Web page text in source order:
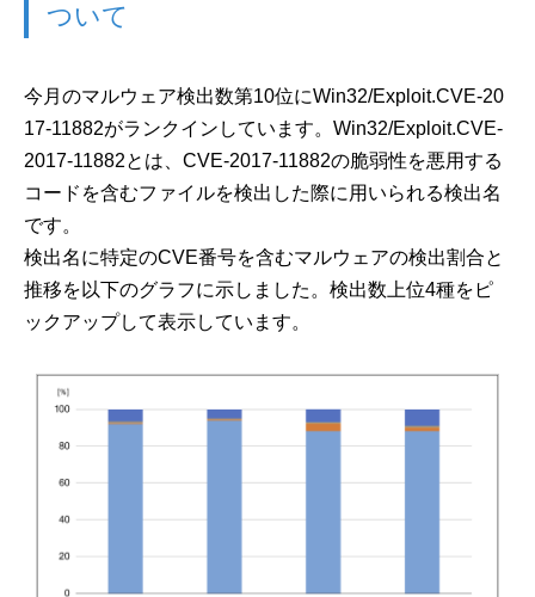
ついて
今月のマルウェア検出数第10位にWin32/Exploit.CVE-20
17-11882がランクインしています。Win32/Exploit.CVE-
2017-11882とは、CVE-2017-11882の脆弱性を悪用する
コードを含むファイルを検出した際に用いられる検出名
です。
検出名に特定のCVE番号を含むマルウェアの検出割合と
推移を以下のグラフに示しました。検出数上位4種をピ
ックアップして表示しています。